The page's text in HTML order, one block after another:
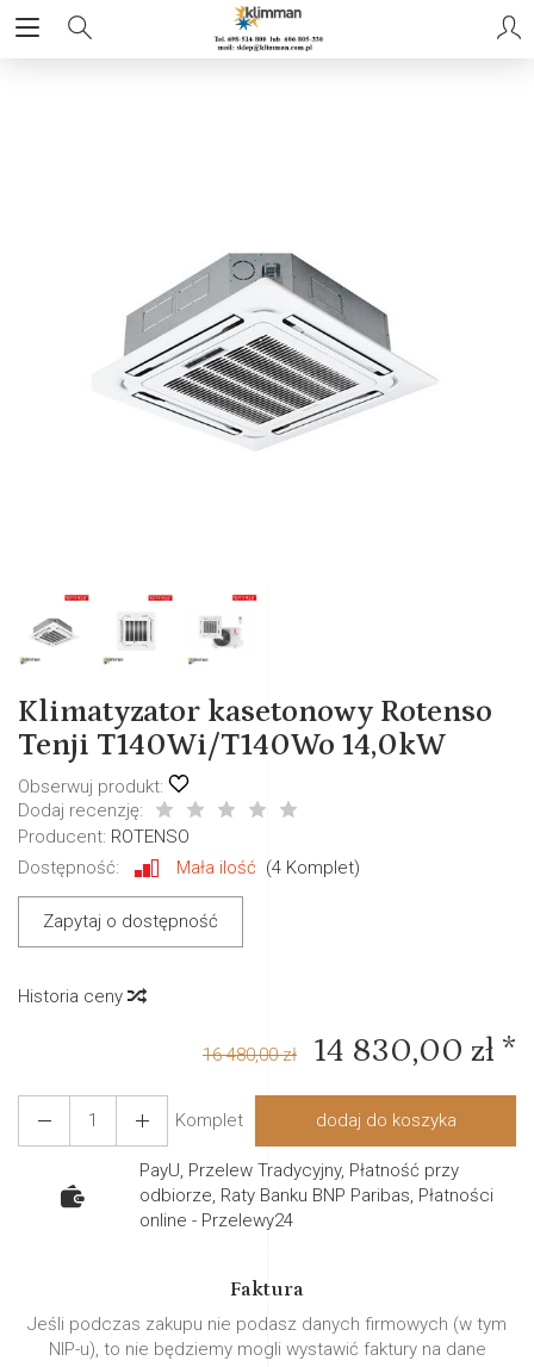
Klimatyzator kasetonowy Rotenso
Tenji T140Wi/T140Wo 14,0kW
Obserwuj produkt:
Dodaj recenzję:
Producent: ROTENSO
Dostępność:
Mała ilość (4 Komplet)
Zapytaj o dostępność
Historia ceny
16 480,00 zł 14 830,00 zł *
Komplet dodaj do koszyka
PayU, Przelew Tradycyjny, Płatność przy
odbiorze, Raty Banku BNP Paribas, Płatności
online - Przelewy24
Faktura
Jeśli podczas zakupu nie podasz danych firmowych (w tym
NIP-u), to nie będziemy mogli wystawić faktury na dane